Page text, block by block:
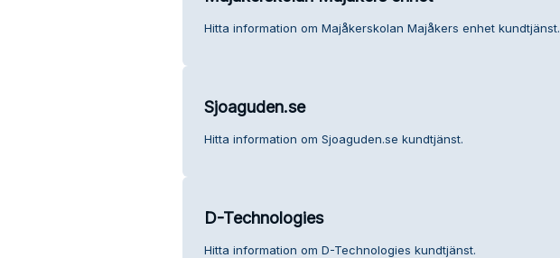
Hitta information om Majåkerskolan Majåkers enhet kundtjänst.
Sjoaguden.se
Hitta information om Sjoaguden.se kundtjänst.
D-Technologies
Hitta information om D-Technologies kundtjänst.